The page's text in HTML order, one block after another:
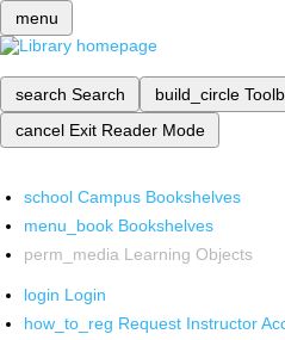
menu
search Search build_circle
cancel Exit Reader Mode
school Campus Bookshelves
menu_book Bookshelves
perm_media Learning Objects
login Login
how_to_reg Request Instructor